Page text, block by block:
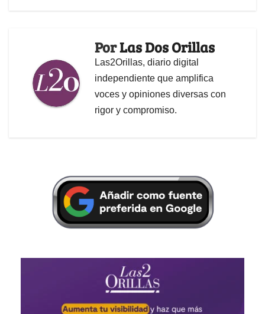
PorLas Dos Orillas
Las2Orillas, diario digital
independiente que amplifica
voces y opiniones diversas con
rigor y compromiso.